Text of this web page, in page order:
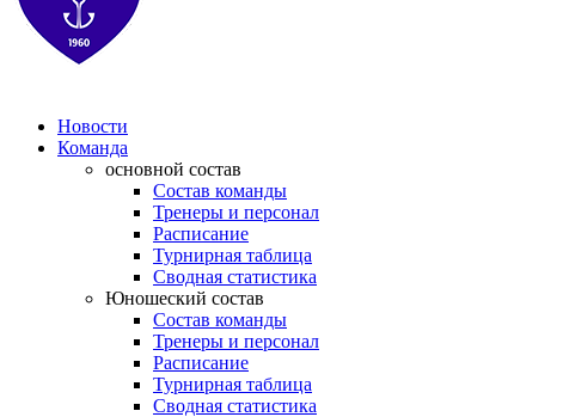
Новости
Команда
основной состав
Состав команды
Тренеры и персонал
Расписание
Турнирная таблица
Сводная статистика
Юношеский состав
Состав команды
Тренеры и персонал
Расписание
Турнирная таблица
Сводная статистика